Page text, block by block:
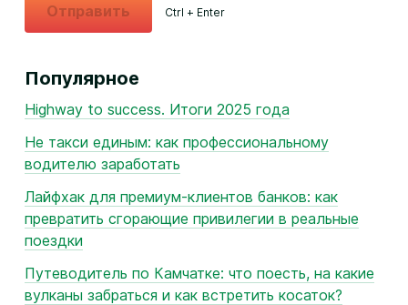
Отправить Ctrl + Enter
Популярное
Highway to success. Итоги 2025 года
Не такси единым: как профессиональному
водителю заработать
Лайфхак для премиум-клиентов банков: как
превратить сгорающие привилегии в реальные
поездки
Путеводитель по Камчатке: что поесть, на какие
вулканы забраться и как встретить косаток?